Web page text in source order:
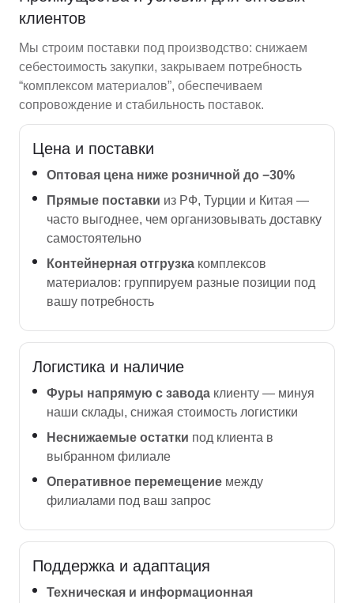
клиентов
Мы строим поставки под производство: снижаем
себестоимость закупки, закрываем потребность
“комплексом материалов”, обеспечиваем
сопровождение и стабильность поставок.
Цена и поставки
Оптовая цена ниже розничной до −30%
Прямые поставки из РФ, Турции и Китая —
часто выгоднее, чем организовывать доставку
самостоятельно
Контейнерная отгрузка комплексов
материалов: группируем разные позиции под
вашу потребность
Логистика и наличие
Фуры напрямую с завода клиенту — минуя
наши склады, снижая стоимость логистики
Неснижаемые остатки под клиента в
выбранном филиале
Оперативное перемещение между
филиалами под ваш запрос
Поддержка и адаптация
Техническая и информационная